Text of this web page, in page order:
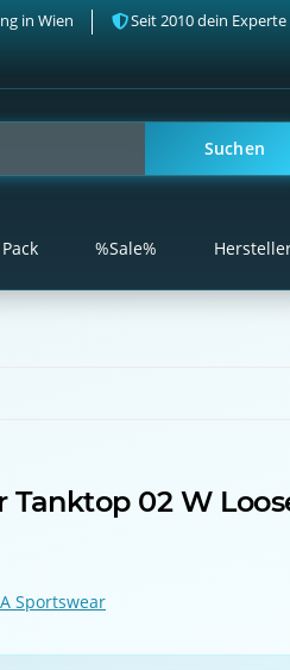
in Wien Seit 2010 dein Experte
Suchen
%Sale%
Tanktop 02 W
Sportswear